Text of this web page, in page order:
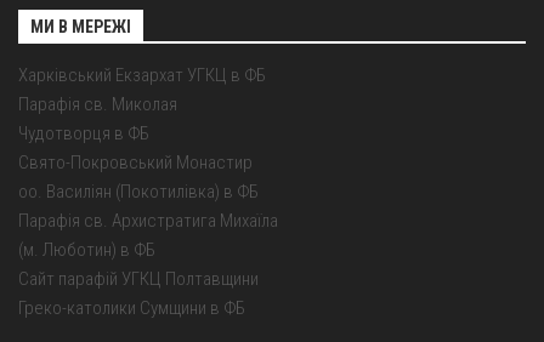
МИ В МЕРЕЖІ
Харківський Екзархат УГКЦ в ФБ
Парафія св. Миколая
Чудотворця в ФБ
Свято-Покровський Монастир
оо. Василіян (Покотилівка) в ФБ
Парафія св. Архистратига Михаїла
(м. Люботин) в ФБ
Сайт парафій УГКЦ Полтавщини
Греко-католики Сумщини в ФБ